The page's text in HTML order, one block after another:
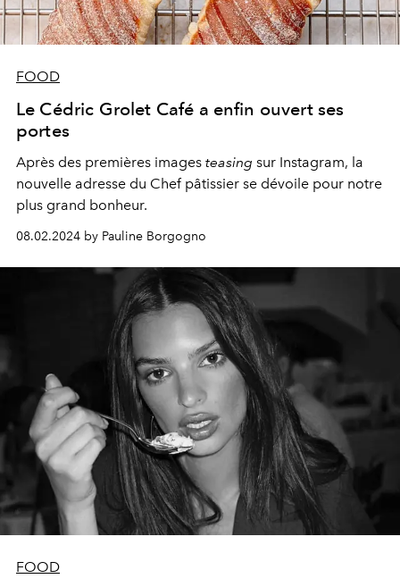
FOOD
Le Cédric Grolet Café a enfin ouvert ses
portes
Après des premières images teasing sur Instagram, la
nouvelle adresse du Chef pâtissier se dévoile pour notre
plus grand bonheur.
08.02.2024 by Pauline Borgogno
FOOD